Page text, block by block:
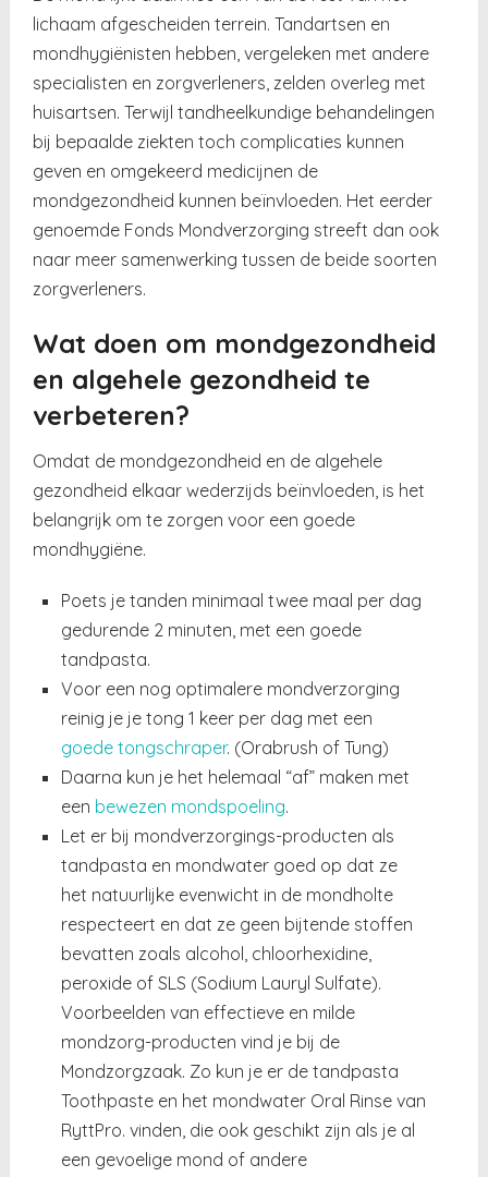
lichaam afgescheiden terrein. Tandartsen en
mondhygiënisten hebben, vergeleken met andere
specialisten en zorgverleners, zelden overleg met
huisartsen. Terwijl tandheelkundige behandelingen
bij bepaalde ziekten toch complicaties kunnen
geven en omgekeerd medicijnen de
mondgezondheid kunnen beïnvloeden. Het eerder
genoemde Fonds Mondverzorging streeft dan ook
naar meer samenwerking tussen de beide soorten
zorgverleners.
Wat doen om mondgezondheid
en algehele gezondheid te
verbeteren?
Omdat de mondgezondheid en de algehele
gezondheid elkaar wederzijds beïnvloeden, is het
belangrijk om te zorgen voor een goede
mondhygiëne.
Poets je tanden minimaal twee maal per dag
gedurende 2 minuten, met een goede
tandpasta.
Voor een nog optimalere mondverzorging
reinig je je tong 1 keer per dag met een
goede tongschraper. (Orabrush of Tung)
Daarna kun je het helemaal “af” maken met
een bewezen mondspoeling.
Let er bij mondverzorgings-producten als
tandpasta en mondwater goed op dat ze
het natuurlijke evenwicht in de mondholte
respecteert en dat ze geen bijtende stoffen
bevatten zoals alcohol, chloorhexidine,
peroxide of SLS (Sodium Lauryl Sulfate).
Voorbeelden van effectieve en milde
mondzorg-producten vind je bij de
Mondzorgzaak. Zo kun je er de tandpasta
Toothpaste en het mondwater Oral Rinse van
RyttPro. vinden, die ook geschikt zijn als je al
een gevoelige mond of andere